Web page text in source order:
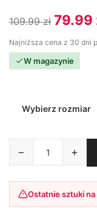
109.99zł 79.99
Najniższa cena z 30 dni
W magazynie
Wybierz rozmiar
− +
Ostatnie sztuki na